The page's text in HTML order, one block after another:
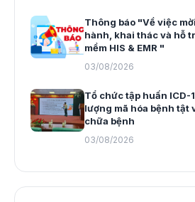
Thông báo "Về việc
hành, khai thác và hỗ
mềm HIS & EMR "
03/08/2026
Tổ chức tập huấn ICD-
lượng mã hóa bệnh tật
chữa bệnh
03/08/2026